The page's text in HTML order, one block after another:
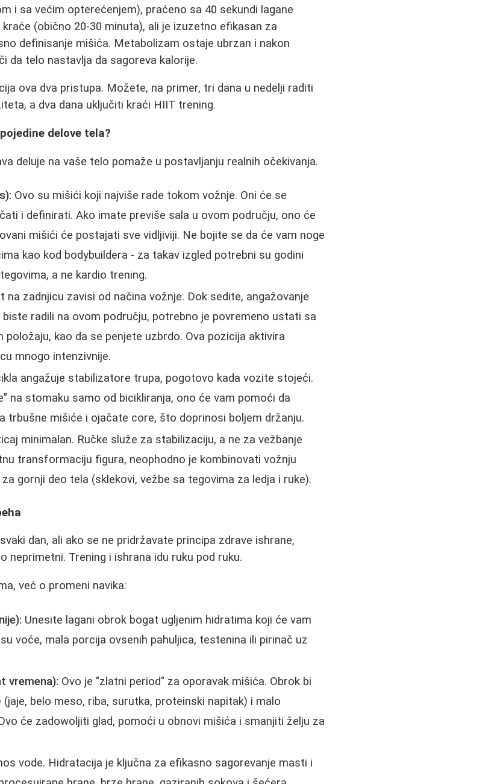
i sa većim opterećenjem), praćeno sa 40 sekundi lagane
(obično 20-30 minuta), ali je izuzetno efikasan za
definisanje mišića. Metabolizam ostaje ubrzan i nakon
da telo nastavlja da sagoreva kalorije.
ova dva pristupa. Možete, na primer, tri dana u nedelji raditi
a dva dana uključiti kraći HIIT trening.
delove tela?
deluje na vaše telo pomaže u postavljanju realnih očekivanja.
Ovo su mišići koji najviše rade tokom vožnje. Oni će se
i definirati. Ako imate previše sala u ovom području, ono će
mišići će postajati sve vidljiviji. Ne bojite se da će vam noge
kao kod bodybuildera - za takav izgled potrebni su godini
a ne kardio trening.
na zadnjicu zavisi od načina vožnje. Dok sedite, angažovanje
biste radili na ovom području, potrebno je povremeno ustati sa
kao da se penjete uzbrdo. Ova pozicija aktivira
mnogo intenzivnije.
angažuje stabilizatore trupa, pogotovo kada vozite stojeći.
na stomaku samo od bicikliranja, ono će vam pomoći da
trbušne mišiće i ojačate core, što doprinosi boljem držanju.
minimalan. Ručke služe za stabilizaciju, a ne za vežbanje
transformaciju figura, neophodno je kombinovati vožnju
gornji deo tela (sklekovi, vežbe sa tegovima za ledja i ruke).
dan, ali ako se ne pridržavate principa zdrave ishrane,
neprimetni. Trening i ishrana idu ruku pod ruku.
već o promeni navika:
Unesite lagani obrok bogat ugljenim hidratima koji će vam
voće, mala porcija ovsenih pahuljica, testenina ili pirinač uz
vremena): Ovo je "zlatni period" za oporavak mišića. Obrok bi
belo meso, riba, surutka, proteinski napitak) i malo
će zadowoljiti glad, pomoći u obnovi mišića i smanjiti želju za
vode. Hidratacija je ključna za efikasno sagorevanje masti i